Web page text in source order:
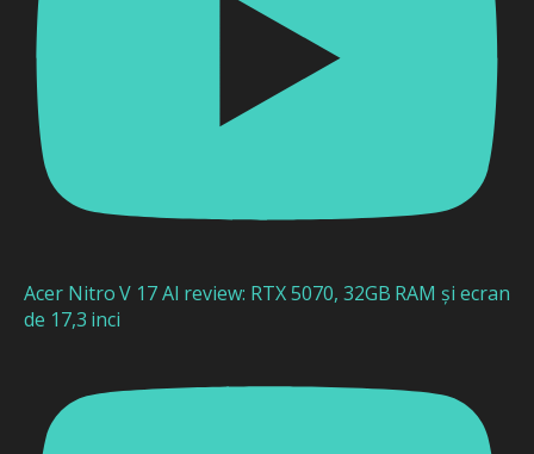
Acer Nitro V 17 AI review: RTX 5070, 32GB RAM și ecran
de 17,3 inci